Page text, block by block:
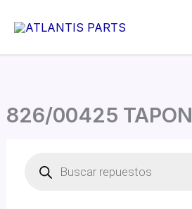
826/00425 TAPON
productos
TAPON
cantidad